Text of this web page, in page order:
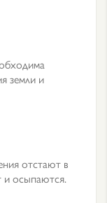
земли и
отстают в
и осыпаются.